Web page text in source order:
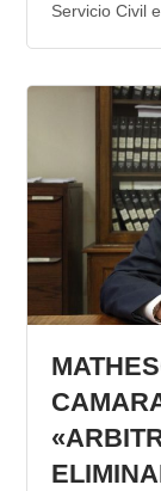
Servicio Civil